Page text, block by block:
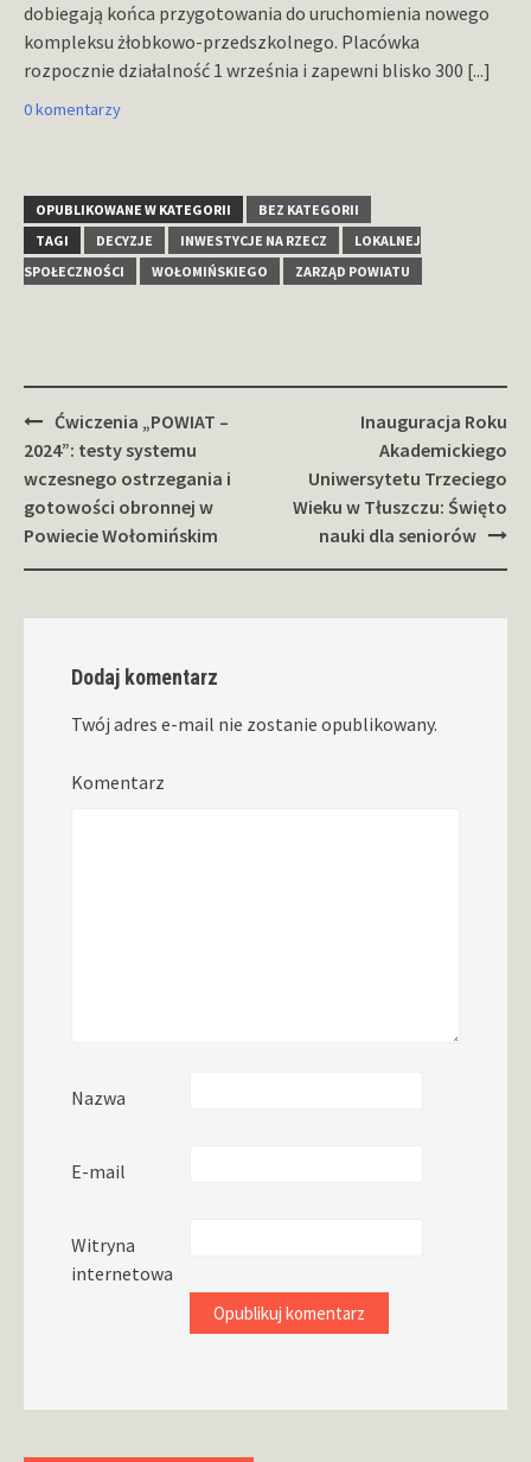
dobiegają końca przygotowania do uruchomienia nowego
kompleksu żłobkowo-przedszkolnego. Placówka
rozpocznie działalność 1 września i zapewni blisko 300 [...]
0 komentarzy
OPUBLIKOWANE W KATEGORII
BEZ KATEGORII
TAGI
DECYZJE INWESTYCJE NA RZECZ
LOKALNEJ
SPOŁECZNOŚCI
WOŁOMIŃSKIEGO ZARZĄD POWIATU
Zobacz
wpisy
Ćwiczenia „POWIAT –
2024”: testy systemu
wczesnego ostrzegania i
gotowości obronnej w
Powiecie Wołomińskim
Inauguracja Roku
Akademickiego
Uniwersytetu Trzeciego
Wieku w Tłuszczu: Święto
nauki dla seniorów
Dodaj komentarz
Twój adres e-mail nie zostanie opublikowany.
Komentarz
Nazwa
E-mail
Witryna
internetowa